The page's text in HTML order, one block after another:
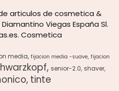
articulos de cosmetica &
Viegas España Sl.
Cosmetica
media fijacion media -suave fijacion
senior-2.0 shaver
tinte